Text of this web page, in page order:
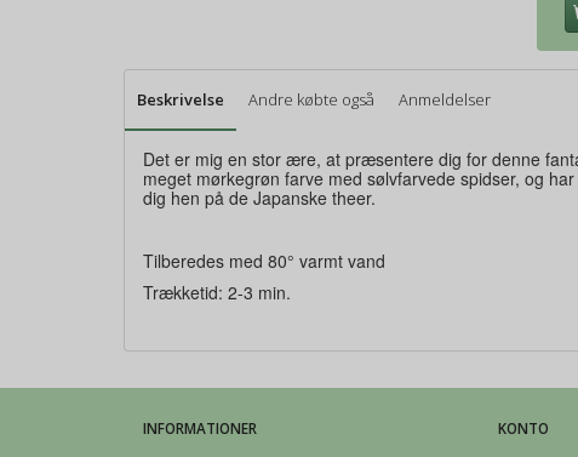
Beskrivelse Andre købte også Anmeldelser
Det er mig en stor ære, at præsentere dig for denne
meget mørkegrøn farve med sølvfarvede spidser, og
dig hen på de Japanske theer.
Tilberedes med 80° varmt vand
Trækketid: 2-3 min.
INFORMATIONER KONTO